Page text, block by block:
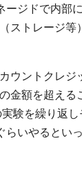
ジドで内部
ストレージ等
ウントクレジ
金額を超える
験を繰り返
らいやるとい